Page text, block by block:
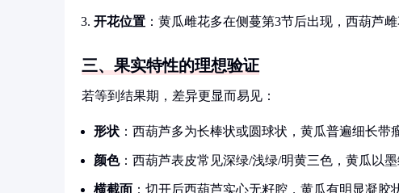
开花位置 ：黄瓜雌花多在侧蔓第3节后出现，西葫芦
三、果实特性的理想验证
若等到结果期，差异更显而易见：
形状 ：西葫芦多为长棒状或圆球状，黄瓜普遍细长带
颜色：西葫芦表皮常见深绿/浅绿/明黄三色，黄瓜以
横截面 ：切开后西葫芦实心无籽腔，黄瓜有明显凝胶